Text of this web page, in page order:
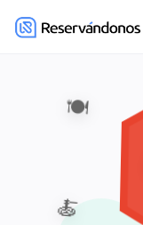
🍽️
🍝